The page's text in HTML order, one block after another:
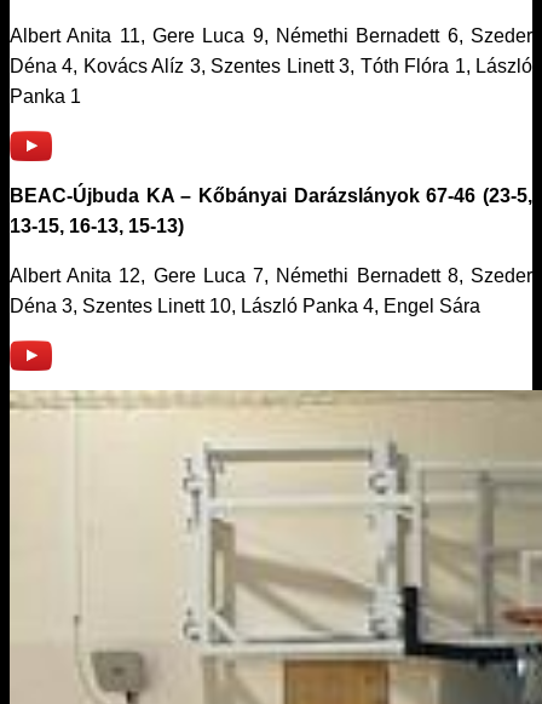
Albert Anita 11, Gere Luca 9, Némethi Bernadett 6, Szeder
Déna 4, Kovács Alíz 3, Szentes Linett 3, Tóth Flóra 1, László
Panka 1
BEAC-Újbuda KA – Kőbányai Darázslányok 67-46 (23-5,
13-15, 16-13, 15-13)
Albert Anita 12, Gere Luca 7, Némethi Bernadett 8, Szeder
Déna 3, Szentes Linett 10, László Panka 4, Engel Sára